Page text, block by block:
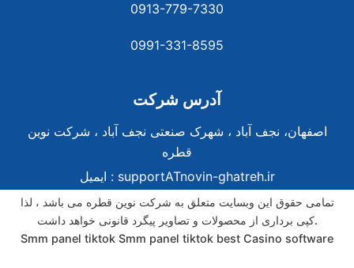
0913-779-7330
0991-331-8595
آدرس شرکت
اصفهان، نجف آباد ، شهرک صنعتی نجف آباد ، شرکت نوین
قطره
ایمیل : supportATnovin-ghatreh.ir
تمامی حقوق این وبسایت متعلق به شرکت نوین قطره می باشد ، لذا
کپی برداری از محصولات و تصاویر پیگرد قانونی خواهد داشت.
Smm panel tiktok Smm panel tiktok best Casino software